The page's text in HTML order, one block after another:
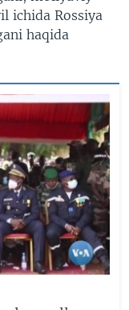
ichida Rossiya
haqida